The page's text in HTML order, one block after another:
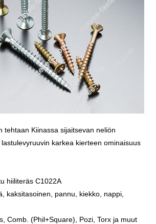
tehtaan Kiinassa sijaitsevan neliön
karkea kierteen ominaisuus
hiiliteräs C1022A
kaksitasoinen, pannu, kiekko, nappi,
Comb. (Phil+Square), Pozi, Torx ja muut